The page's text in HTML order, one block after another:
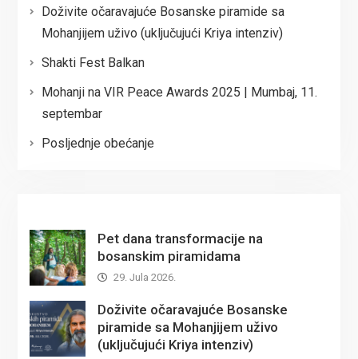
Doživite očaravajuće Bosanske piramide sa
Mohanjijem uživo (uključujući Kriya intenziv)
Shakti Fest Balkan
Mohanji na VIR Peace Awards 2025 | Mumbaj, 11.
septembar
Posljednje obećanje
Pet dana transformacije na
bosanskim piramidama
29. Jula 2026.
Doživite očaravajuće Bosanske
piramide sa Mohanjijem uživo
(uključujući Kriya intenziv)